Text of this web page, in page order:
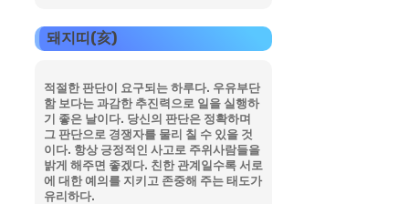
돼지띠(亥)
적절한 판단이 요구되는 하루다. 우유부단
함 보다는 과감한 추진력으로 일을 실행하
기 좋은 날이다. 당신의 판단은 정확하며
그 판단으로 경쟁자를 물리 칠 수 있을 것
이다. 항상 긍정적인 사고로 주위사람들을
밝게 해주면 좋겠다. 친한 관계일수록 서로
에 대한 예의를 지키고 존중해 주는 태도가
유리하다.